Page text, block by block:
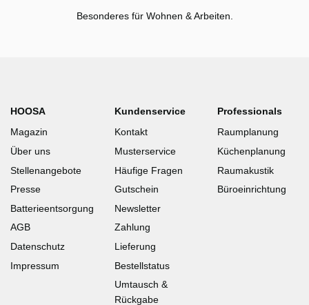
Besonderes für Wohnen & Arbeiten.
HOOSA
Magazin
Über uns
Stellenangebote
Presse
Batterieentsorgung
AGB
Datenschutz
Impressum
Kundenservice
Kontakt
Musterservice
Häufige Fragen
Gutschein
Newsletter
Zahlung
Lieferung
Bestellstatus
Umtausch &
Rückgabe
Professionals
Raumplanung
Küchenplanung
Raumakustik
Büroeinrichtung